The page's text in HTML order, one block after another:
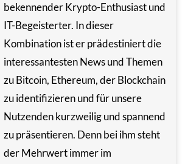
bekennender Krypto-Enthusiast und
IT-Begeisterter. In dieser
Kombination ist er prädestiniert die
interessantesten News und Themen
zu Bitcoin, Ethereum, der Blockchain
zu identifizieren und für unsere
Nutzenden kurzweilig und spannend
zu präsentieren. Denn bei ihm steht
der Mehrwert immer im